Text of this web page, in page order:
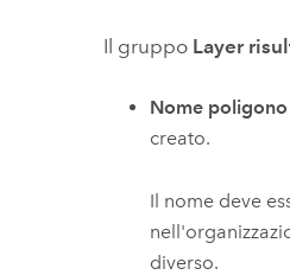
Il gruppo Layer
Nome
creato.
Il nome deve
diverso.